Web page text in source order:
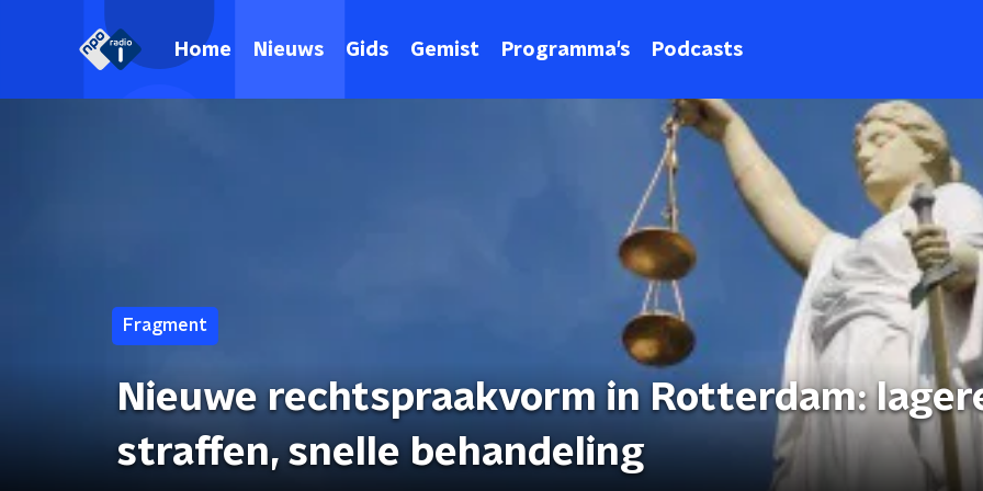
Home Nieuws Gids Gemist Programma's Podcasts
Fragment
Nieuwe rechtspraakvorm in Rotterdam:
straffen, snelle behandeling